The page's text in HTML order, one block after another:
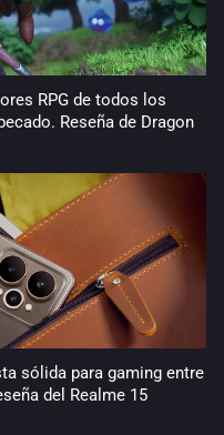
RPG de todos los
Reseña de Dragon
sólida para gaming entre
del Realme 15